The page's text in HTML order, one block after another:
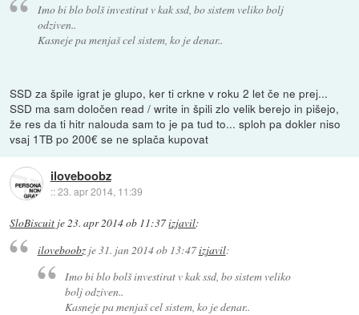
Imo bi blo bolš investirat v kak ssd, bo sistem veliko bolj
odziven..
Kasneje pa menjaš cel sistem, ko je denar..
SSD za špile igrat je glupo, ker ti crkne v roku 2 let če ne prej...
SSD ma sam določen read / write in špili zlo velik berejo in pišejo,
že res da ti hitr nalouda sam to je pa tud to... sploh pa dokler niso
vsaj 1TB po 200€ se ne splača kupovat
iloveboobz
::23. apr 2014, 11:39
SloBiscuit je23. apr 2014 ob 11:37izjavil:
iloveboobzje31. jan 2014 ob 13:47izjavil:
Imo bi blo bolš investirat v kak ssd, bo sistem veliko
bolj odziven..
Kasneje pa menjaš cel sistem, ko je denar..